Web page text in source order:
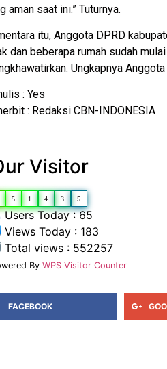
aman saat ini.” Tuturnya.
itu, Anggota DPRD
dan beberapa rumah sudah
Ungkapnya
: Yes
: Redaksi CBN-INDONESIA
Visitor
5 1 4 3 5
Users Today : 65
Views Today : 183
Total views : 552257
By WPS Visitor Counter
FACEBOOK